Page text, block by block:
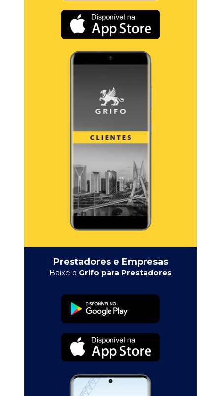
Prestadores e Empresas
Baixe o Grifo para Prestadores